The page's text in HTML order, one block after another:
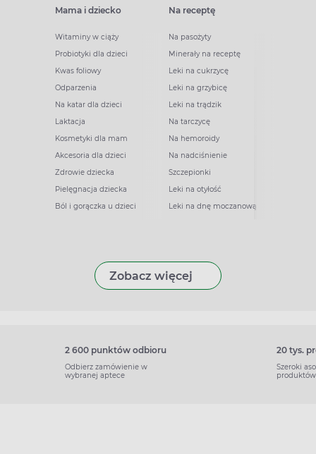
Mama i dziecko
Witaminy w ciąży
Probiotyki dla dzieci
Kwas foliowy
Odparzenia
Na katar dla dzieci
Laktacja
Kosmetyki dla mam
Akcesoria dla dzieci
Zdrowie dziecka
Pielęgnacja dziecka
Ból i gorączka u dzieci
Na receptę
Na pasożyty
Minerały na receptę
Leki na cukrzycę
Leki na grzybicę
Leki na trądzik
Na tarczycę
Na hemoroidy
Na nadciśnienie
Szczepionki
Leki na otyłość
Leki na dnę moczanową
Zobacz więcej
2 600 punktów odbioru
Odbierz zamówienie w
wybranej aptece
20 tys.
Szeroki
produktów